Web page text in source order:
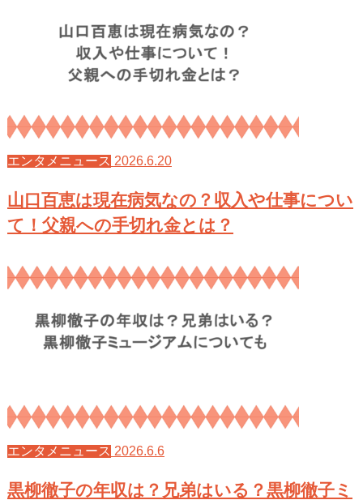
エンタメニュース 2026.6.20
山口百恵は現在病気なの？収入や仕事につい
て！父親への手切れ金とは？
エンタメニュース 2026.6.6
黒柳徹子の年収は？兄弟はいる？黒柳徹子ミ